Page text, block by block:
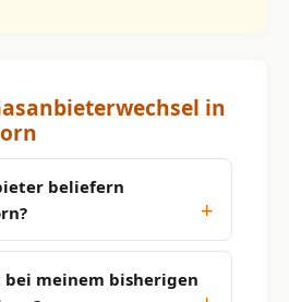
in
beliefern
bei meinem bisherigen